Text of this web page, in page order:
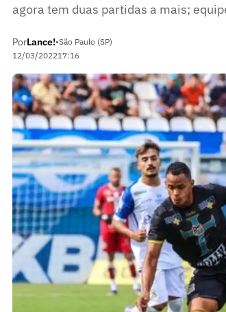
agora tem duas partidas a mais;
PorLance!•São Paulo (SP)
12/03/202217:16